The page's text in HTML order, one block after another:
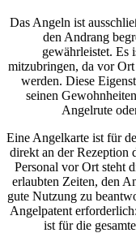
Das Angeln ist
den Andrang
gewährleistet. Es
mitzubringen, da vor
werden. Diese
seinen
Angelrute
Eine Angelkarte ist für
direkt an der Rezeption
Personal vor Ort steht
erlaubten Zeiten, den
gute Nutzung zu
Angelpatent
ist für die